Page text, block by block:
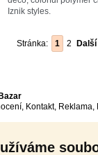
Stránka: 1 2 Další
, Kontakt, Reklama,
výrazy